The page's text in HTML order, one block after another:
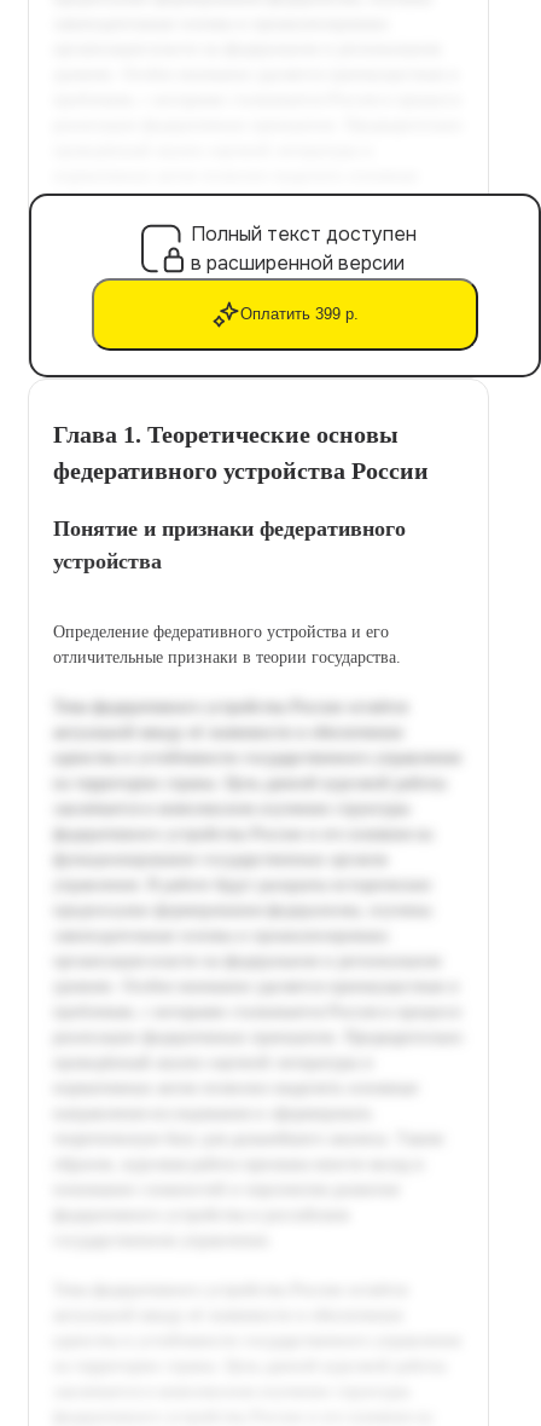
Полный текст доступен
в расширенной версии
Оплатить 399 р.
Глава 1. Теоретические основы
федеративного устройства России
Понятие и признаки федеративного
устройства
Определение федеративного устройства и его
отличительные признаки в теории государства.